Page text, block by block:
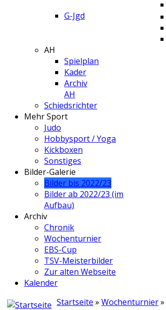
G-Jgd
AH
Spielplan
Kader
Archiv
AH
Schiedsrichter
Mehr Sport
Judo
Hobbysport / Yoga
Kickboxen
Sonstiges
Bilder-Galerie
Bilder bis 2022/23
Bilder ab 2022/23 (im
Aufbau)
Archiv
Chronik
Wochenturnier
EBS-Cup
TSV-Meisterbilder
Zur alten Webseite
Kalender
Startseite » Wochenturnier»